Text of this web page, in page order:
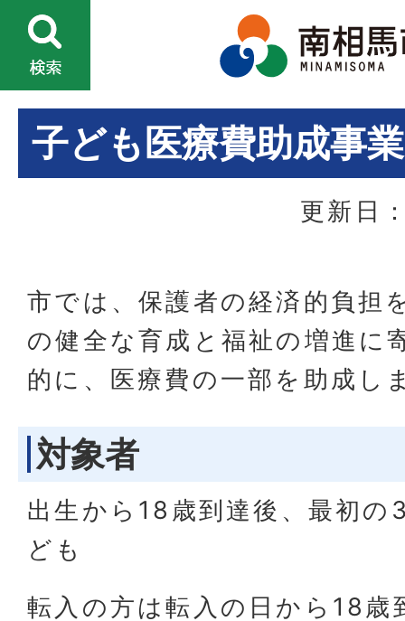
子ども医療費助成事業
更新日
市では、保護者の経済的負担
の健全な育成と福祉の増進に
的に、医療費の一部を助成し
対象者
出生から18歳到達後、最初
ども
転入の方は転入の日から18歳